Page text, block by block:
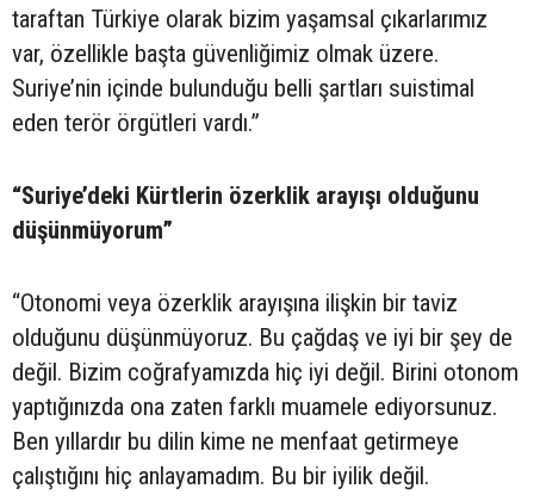
taraftan Türkiye olarak bizim yaşamsal çıkarlarımız
var, özellikle başta güvenliğimiz olmak üzere.
Suriye’nin içinde bulunduğu belli şartları suistimal
eden terör örgütleri vardı.”
“Suriye’deki Kürtlerin özerklik arayışı olduğunu
düşünmüyorum”
“Otonomi veya özerklik arayışına ilişkin bir taviz
olduğunu düşünmüyoruz. Bu çağdaş ve iyi bir şey de
değil. Bizim coğrafyamızda hiç iyi değil. Birini otonom
yaptığınızda ona zaten farklı muamele ediyorsunuz.
Ben yıllardır bu dilin kime ne menfaat getirmeye
çalıştığını hiç anlayamadım. Bu bir iyilik değil.